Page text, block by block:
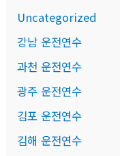
Uncategorized
강남 운전연수
과천 운전연수
광주 운전연수
김포 운전연수
김해 운전연수